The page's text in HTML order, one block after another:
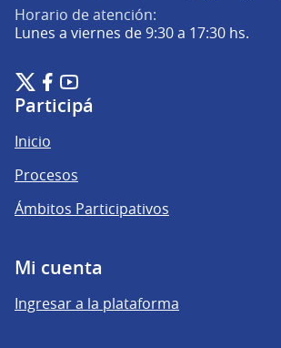
Horario de atención:
Lunes a viernes de 9:30 a 17:30 hs.
Plataforma de Participación Ciudadana
(Enlace externo)
Plataforma de Participación Ciudadana
(Enlace externo)
Plataforma de Participación
(Enlace externo)
Participá
Inicio
Procesos
Ámbitos Participativos
Mi cuenta
Ingresar a la plataforma